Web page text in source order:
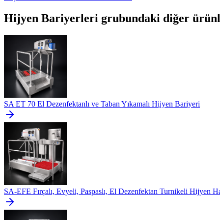
Hijyen Bariyerleri grubundaki diğer
SA ET 70 El Dezenfektanlı ve Taban Yıkamalı Hijyen Bariyeri
SA-EFE Fırçalı, Evyeli, Paspaslı, El Dezenfektan Turnikeli Hijyen